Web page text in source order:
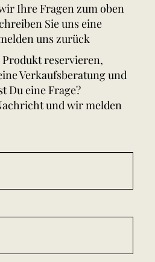
Ihre Fragen zum oben
Sie uns eine
uns zurück
Produkt reservieren,
Verkaufsberatung und
Du eine Frage?
und wir melden